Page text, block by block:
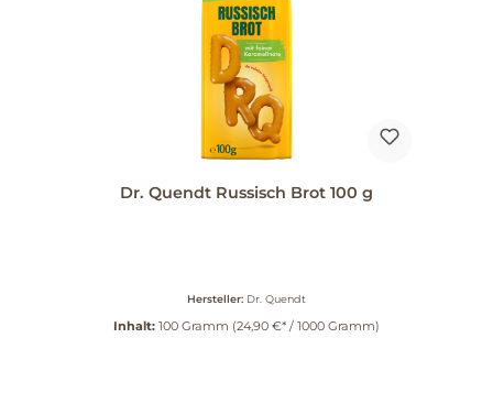
Dr. Quendt Russisch Brot 100 g
Hersteller: Dr. Quendt
Inhalt: 100 Gramm (24,90 €* / 1000 Gramm)